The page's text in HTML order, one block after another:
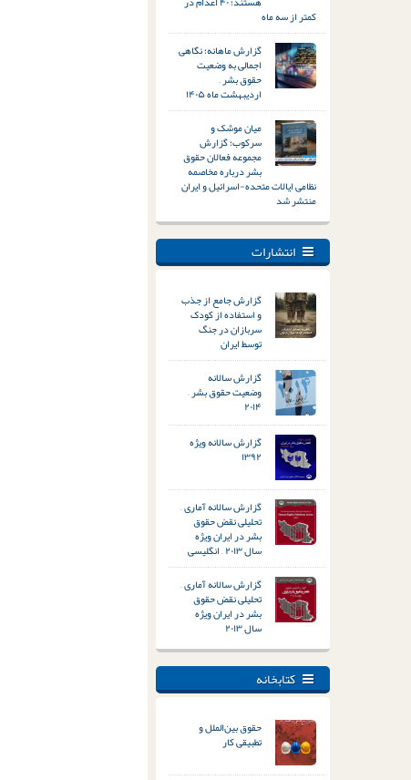
کمتر از سه ماه
گزارش ماهانه؛ نگاهی
اجمالی به وضعیت
حقوق بشر –
اردیبهشت ماه ۱۴۰۵
میان موشک و
سرکوب؛ گزارش
مجموعه فعالان حقوق
بشر درباره مخاصمه
نظامی ایالات متحده-اسرائیل و ایران
منتشر شد
انتشارات
گزارش جامع از جذب
و استفاده از کودک
سربازان در جنگ
توسط ایران
گزارش سالانه
وضعیت حقوق بشر –
۲۰۱۴
گزارش سالانه ویژه
۱۳۹۲
گزارش سالانه آماری –
تحلیلی نقض حقوق
بشر در ایران ویژه
سال ۲۰۱۳ – انگلیسی
گزارش سالانه آماری –
تحلیلی نقض حقوق
بشر در ایران ویژه
سال ۲۰۱۳
کتابخانه
حقوق بین‌الملل و
تطبیقی کار